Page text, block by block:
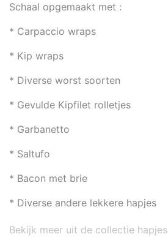
Schaal opgemaakt met :
* Carpaccio wraps
* Kip wraps
* Diverse worst soorten
* Gevulde Kipfilet rolletjes
* Garbanetto
* Saltufo
* Bacon met brie
* Diverse andere lekkere hapjes
Bekijk meer uit de collectie hapjes